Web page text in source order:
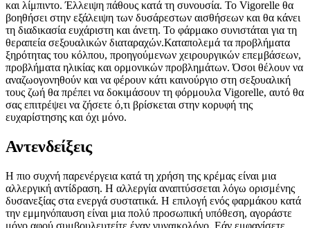
και λίμπιντο. Έλλειψη πάθους κατά τη συνουσία. Το Vigorelle θα
βοηθήσει στην εξάλειψη των δυσάρεστων αισθήσεων και θα κάνει
τη διαδικασία ευχάριστη και άνετη. Το φάρμακο συνιστάται για τη
θεραπεία σεξουαλικών διαταραχών.Καταπολεμά τα προβλήματα
ξηρότητας του κόλπου, προηγούμενων χειρουργικών επεμβάσεων,
προβλήματα ηλικίας και ορμονικών προβλημάτων. Όσοι θέλουν να
αναζωογονηθούν και να φέρουν κάτι καινούργιο στη σεξουαλική
τους ζωή θα πρέπει να δοκιμάσουν τη φόρμουλα Vigorelle, αυτό θα
σας επιτρέψει να ζήσετε ό,τι βρίσκεται στην κορυφή της
ευχαρίστησης και όχι μόνο.
Αντενδείξεις
Η πιο συχνή παρενέργεια κατά τη χρήση της κρέμας είναι μια
αλλεργική αντίδραση. Η αλλεργία αναπτύσσεται λόγω ορισμένης
δυσανεξίας στα ενεργά συστατικά. Η επιλογή ενός φαρμάκου κατά
την εμμηνόπαυση είναι μια πολύ προσωπική υπόθεση, αγοράστε
μόνο αφού συμβουλευτείτε έναν γυναικολόγο. Εάν εμφανίσετε